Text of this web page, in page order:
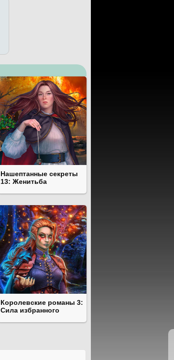
Нашептанные секреты
13: Женитьба
Королевские романы 3:
Сила избранного